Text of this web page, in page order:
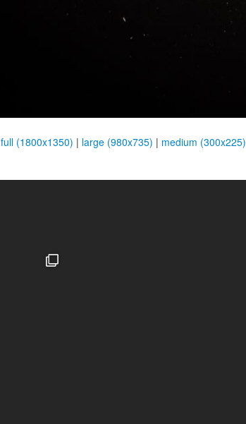
full (1800x1350) | large (980x735) | medium (300x225)